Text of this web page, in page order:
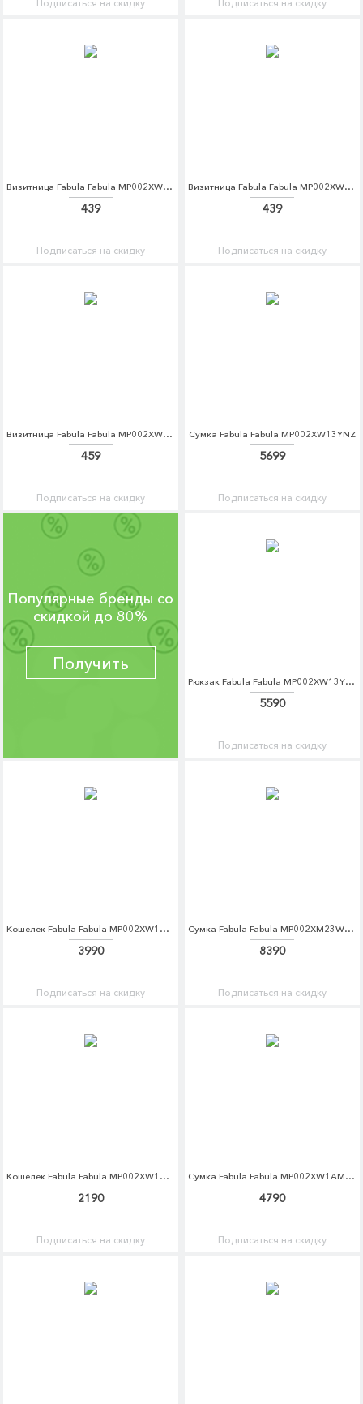
Подписаться на скидку Подписаться на скидку
Визитница Fabula Fabula MP002XW1AMFB
439
Подписаться на скидку
Визитница Fabula Fabula MP002XW1AMFC
439
Подписаться на скидку
Визитница Fabula Fabula MP002XW1AMFE
459
Подписаться на скидку
Сумка Fabula Fabula MP002XW13YNZ
5699
Подписаться на скидку
Популярные бренды со
скидкой до 80%
Получить
Рюкзак Fabula Fabula MP002XW13YN4
5590
Подписаться на скидку
Кошелек Fabula Fabula MP002XW1AMH5
3990
Подписаться на скидку
Сумка Fabula Fabula MP002XM23WCX
8390
Подписаться на скидку
Кошелек Fabula Fabula MP002XW1GR6V
2190
Подписаться на скидку
Сумка Fabula Fabula MP002XW1AMFW
4790
Подписаться на скидку